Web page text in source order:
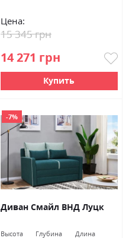
Цена:
14 271 грн
15 345 грн
Купить
-7%
Диван Смайл ВНД Луцк
Высота Глубина Длина